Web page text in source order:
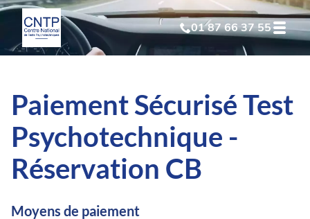
01 87 66 37 55
Test Psychotechniquesuite à annulation
Test Psychotechnique suite à invalidation
Paiement Sécurisé Test
Psychotechnique -
Réservation CB
Moyens de paiement